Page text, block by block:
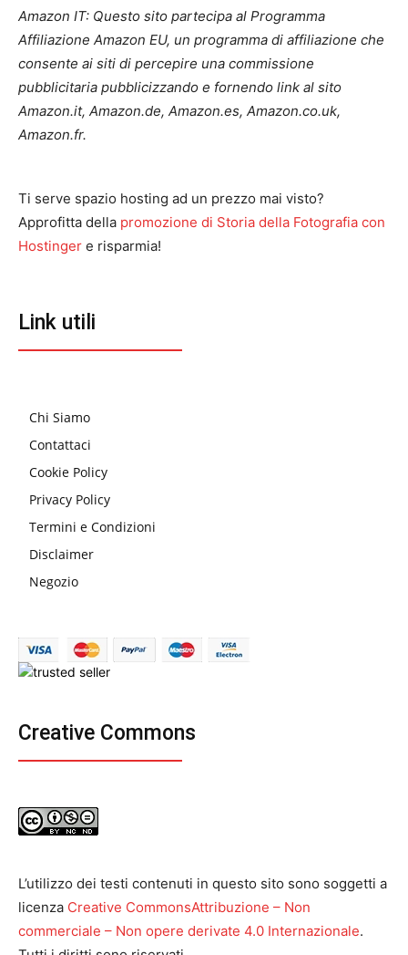
Amazon IT: Questo sito partecipa al Programma
Affiliazione Amazon EU, un programma di affiliazione che
consente ai siti di percepire una commissione
pubblicitaria pubblicizzando e fornendo link al sito
Amazon.it, Amazon.de, Amazon.es, Amazon.co.uk,
Amazon.fr.
Ti serve spazio hosting ad un prezzo mai visto?
Approfitta della promozione di Storia della Fotografia con
Hostinger e risparmia!
Link utili
Chi Siamo
Contattaci
Cookie Policy
Privacy Policy
Termini e Condizioni
Disclaimer
Negozio
Creative Commons
L’utilizzo dei testi contenuti in questo sito sono soggetti a
licenza Creative CommonsAttribuzione – Non
commerciale – Non opere derivate 4.0 Internazionale.